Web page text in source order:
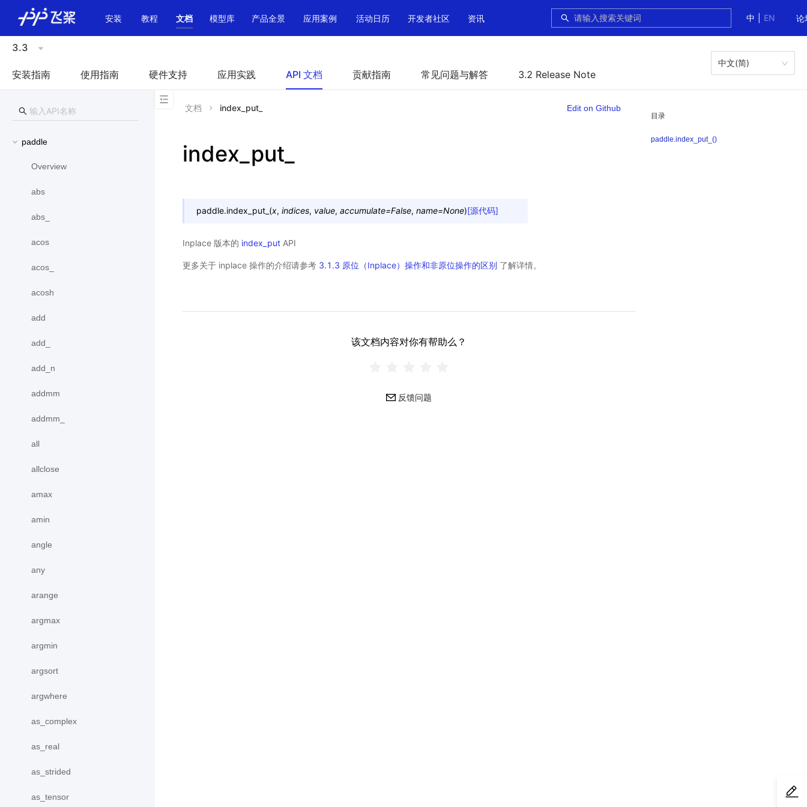
中
EN 论
安装 教程 文档 模型库 产品全景 应用案例 活动日历 开发者社区 资讯
3.3
安装指南 使用指南 硬件支持 应用实践 API 文档 贡献指南 常见问题与解答 3.2 Release Note
中文(简)
paddle
Overview
abs
abs_
acos
acos_
acosh
add
add_
add_n
addmm
addmm_
all
allclose
amax
amin
angle
any
arange
argmax
argmin
argsort
argwhere
as_complex
as_real
as_strided
as_tensor
目录
paddle.index_put_()
文档 index_put_ Edit on Github
index_put_
paddle.index_put_ (x, indices, value, accumulate=False, name=None)[源代码]
Inplace 版本的 index_put API
更多关于 inplace 操作的介绍请参考 3.1.3 原位（Inplace）操作和非原位操作的区别 了解详情。
该文档内容对你有帮助么？
反馈问题